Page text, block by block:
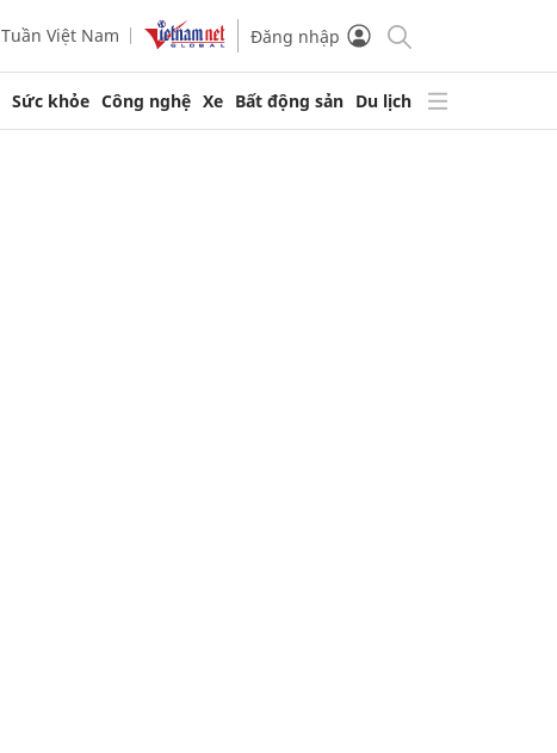
Tuần Việt Nam Đăng nhập
Sức khỏe Công nghệ Xe Bất động sản Du lịch